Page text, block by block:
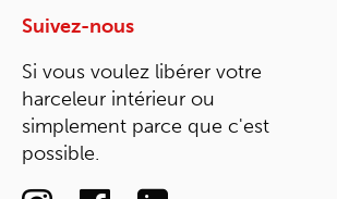
Suivez-nous
Si vous voulez libérer votre
harceleur intérieur ou
simplement parce que c'est
possible.